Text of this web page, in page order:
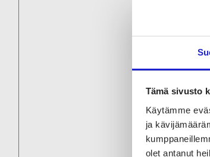
Tämä sivusto
Käytämme
ja
olet antanut